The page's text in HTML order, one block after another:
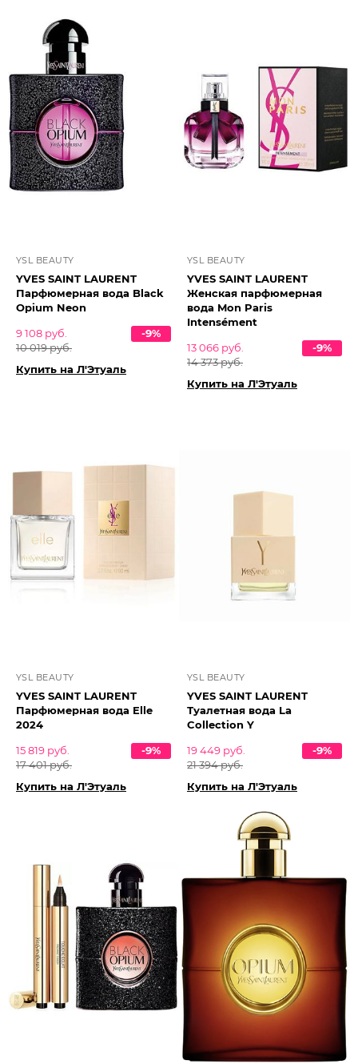
YSL BEAUTY
YVES SAINT LAURENT
Парфюмерная вода Black
Opium Neon
9 108 руб.
10 019 руб.
-9%
Купить на Л'Этуаль
YSL BEAUTY
YVES SAINT LAURENT
Женская парфюмерная
вода Mon Paris
Intensément
13 066 руб.
14 373 руб.
-9%
Купить на Л'Этуаль
YSL BEAUTY
YVES SAINT LAURENT
Парфюмерная вода Elle
2024
15 819 руб.
17 401 руб.
-9%
Купить на Л'Этуаль
YSL BEAUTY
YVES SAINT LAURENT
Туалетная вода La
Collection Y
19 449 руб.
21 394 руб.
-9%
Купить на Л'Этуаль